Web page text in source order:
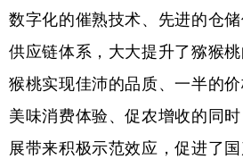
城市 旅游
彩票 娱乐
文化产业
数字化的催熟技术、先进的仓
供应链体系，大大提升了猕猴
猴桃实现佳沛的品质、一半的
美味消费体验、促农增收的同
展带来积极示范效应，促进了